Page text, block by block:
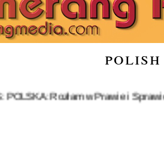
Rozłam w Prawie i